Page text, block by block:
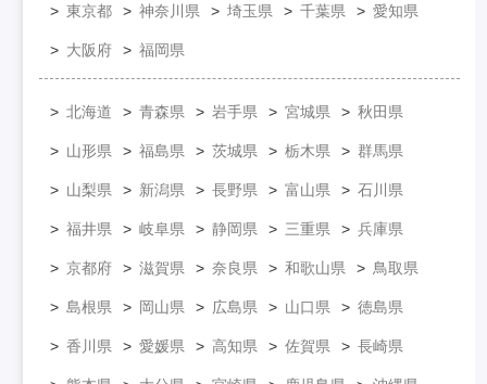
東京都 神奈川県 埼玉県 千葉県 愛知県
大阪府 福岡県
北海道 青森県 岩手県 宮城県 秋田県
山形県 福島県 茨城県 栃木県 群馬県
山梨県 新潟県 長野県 富山県 石川県
福井県 岐阜県 静岡県 三重県 兵庫県
京都府 滋賀県 奈良県 和歌山県 鳥取県
島根県 岡山県 広島県 山口県 徳島県
香川県 愛媛県 高知県 佐賀県 長崎県